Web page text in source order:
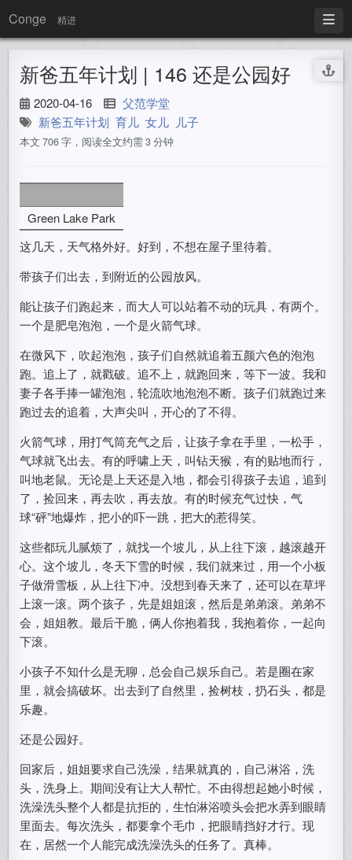
Conge 精进
新爸五年计划 | 146 还是公园好
2020-04-16
父范学堂
新爸五年计划 育儿 女儿 儿子
本文 706 字，阅读全文约需 3 分钟
Green Lake Park
这几天，天气格外好。好到，不想在屋子里待着。
带孩子们出去，到附近的公园放风。
能让孩子们跑起来，而大人可以站着不动的玩具，有两个。
一个是肥皂泡泡，一个是火箭气球。
在微风下，吹起泡泡，孩子们自然就追着五颜六色的泡泡
跑。追上了，就戳破。追不上，就跑回来，等下一波。我和
妻子各手捧一罐泡泡，轮流吹地泡泡不断。孩子们就跑过来
跑过去的追着，大声尖叫，开心的了不得。
火箭气球，用打气筒充气之后，让孩子拿在手里，一松手，
气球就飞出去。有的呼啸上天，叫钻天猴，有的贴地而行，
叫地老鼠。无论是上天还是入地，都会引得孩子去追，追到
了，捡回来，再去吹，再去放。有的时候充气过快，气
球“砰”地爆炸，把小的吓一跳，把大的惹得笑。
这些都玩儿腻烦了，就找一个坡儿，从上往下滚，越滚越开
心。这个坡儿，冬天下雪的时候，我们就来过，用一个小板
子做滑雪板，从上往下冲。没想到春天来了，还可以在草坪
上滚一滚。两个孩子，先是姐姐滚，然后是弟弟滚。弟弟不
会，姐姐教。最后干脆，俩人你抱着我，我抱着你，一起向
下滚。
小孩子不知什么是无聊，总会自己娱乐自己。若是圈在家
里，就会搞破坏。出去到了自然里，捡树枝，扔石头，都是
乐趣。
还是公园好。
回家后，姐姐要求自己洗澡，结果就真的，自己淋浴，洗
头，洗身上。期间没有让大人帮忙。不由得想起她小时候，
洗澡洗头整个人都是抗拒的，生怕淋浴喷头会把水弄到眼睛
里面去。每次洗头，都要拿个毛巾，把眼睛挡好才行。现
在，居然一个人能完成洗澡洗头的任务了。真棒。